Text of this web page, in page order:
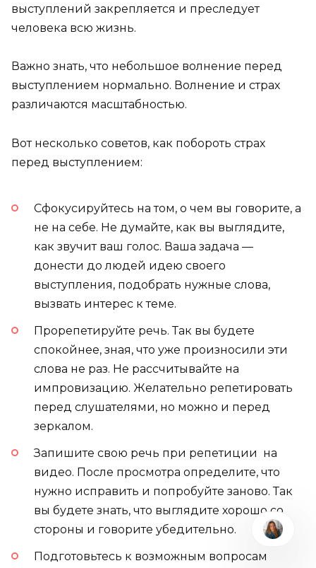
выступлений закрепляется и преследует
человека всю жизнь.
Важно знать, что небольшое волнение перед
выступлением нормально. Волнение и страх
различаются масштабностью.
Вот несколько советов, как побороть страх
перед выступлением:
Сфокусируйтесь на том, о чем вы говорите, а
не на себе. Не думайте, как вы выглядите,
как звучит ваш голос. Ваша задача —
донести до людей идею своего
выступления, подобрать нужные слова,
вызвать интерес к теме.
Прорепетируйте речь. Так вы будете
спокойнее, зная, что уже произносили эти
слова не раз. Не рассчитывайте на
импровизацию. Желательно репетировать
перед слушателями, но можно и перед
зеркалом.
Запишите свою речь при репетиции на
видео. После просмотра определите, что
нужно исправить и попробуйте заново. Так
вы будете знать, что выглядите хорошо со
стороны и говорите убедительно.
Подготовьтесь к возможным вопросам